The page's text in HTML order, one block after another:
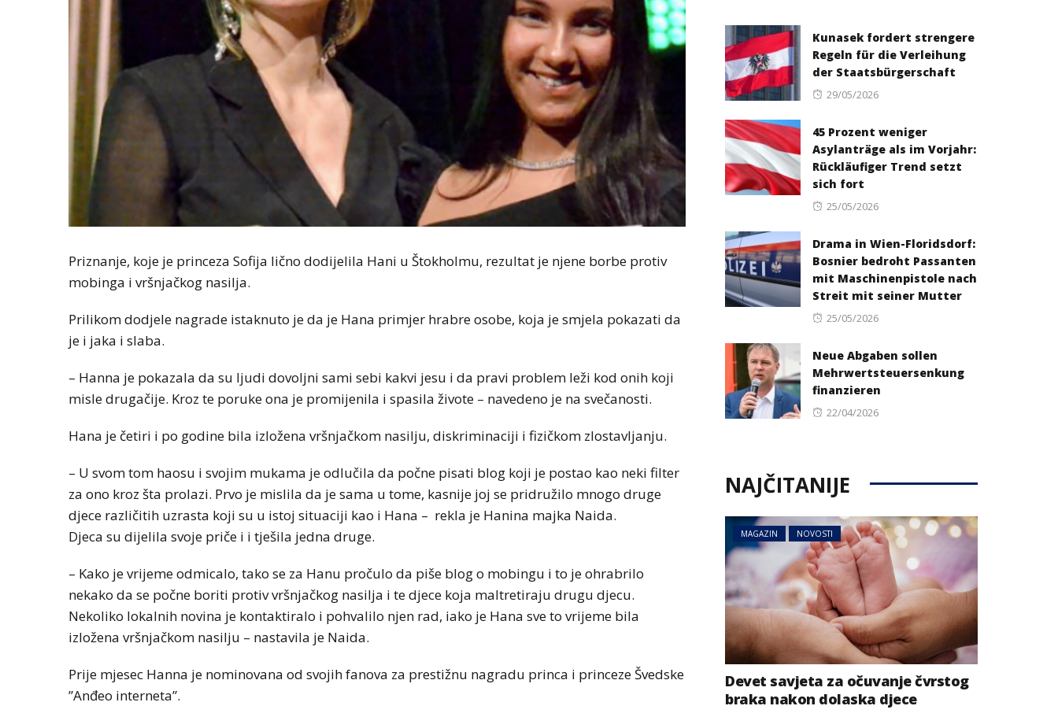
Priznanje, koje je princeza Sofija lično dodijelila Hani u Štokholmu, rezultat je njene borbe protiv
mobinga i vršnjačkog nasilja.
Prilikom dodjele nagrade istaknuto je da je Hana primjer hrabre osobe, koja je smjela pokazati da
je i jaka i slaba.
– Hanna je pokazala da su ljudi dovoljni sami sebi kakvi jesu i da pravi problem leži kod onih koji
misle drugačije. Kroz te poruke ona je promijenila i spasila živote – navedeno je na svečanosti.
Hana je četiri i po godine bila izložena vršnjačkom nasilju, diskriminaciji i fizičkom zlostavljanju.
– U svom tom haosu i svojim mukama je odlučila da počne pisati blog koji je postao kao neki filter
za ono kroz šta prolazi. Prvo je mislila da je sama u tome, kasnije joj se pridružilo mnogo druge
djece različitih uzrasta koji su u istoj situaciji kao i Hana – rekla je Hanina majka Naida.
Djeca su dijelila svoje priče i i tješila jedna druge.
– Kako je vrijeme odmicalo, tako se za Hanu pročulo da piše blog o mobingu i to je ohrabrilo
nekako da se počne boriti protiv vršnjačkog nasilja i te djece koja maltretiraju drugu djecu.
Nekoliko lokalnih novina je kontaktiralo i pohvalilo njen rad, iako je Hana sve to vrijeme bila
izložena vršnjačkom nasilju – nastavila je Naida.
Prije mjesec Hanna je nominovana od svojih fanova za prestižnu nagradu princa i princeze Švedske
”Anđeo interneta”.
Kunasek fordert strengere
Regeln für die Verleihung
der Staatsbürgerschaft
Posted
29/05/2026
45 Prozent weniger
Asylanträge als im Vorjahr:
Rückläufiger Trend setzt
sich fort
Posted
25/05/2026
Drama in Wien-Floridsdorf:
Bosnier bedroht Passanten
mit Maschinenpistole nach
Streit mit seiner Mutter
Posted
25/05/2026
Neue Abgaben sollen
Mehrwertsteuersenkung
finanzieren
Posted
22/04/2026
NAJČITANIJE
MAGAZIN NOVOSTI
Devet savjeta za očuvanje čvrstog
braka nakon dolaska djece